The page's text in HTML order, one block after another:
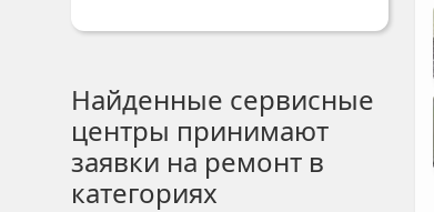
Найденные сервисные
центры принимают
заявки на ремонт в
категориях